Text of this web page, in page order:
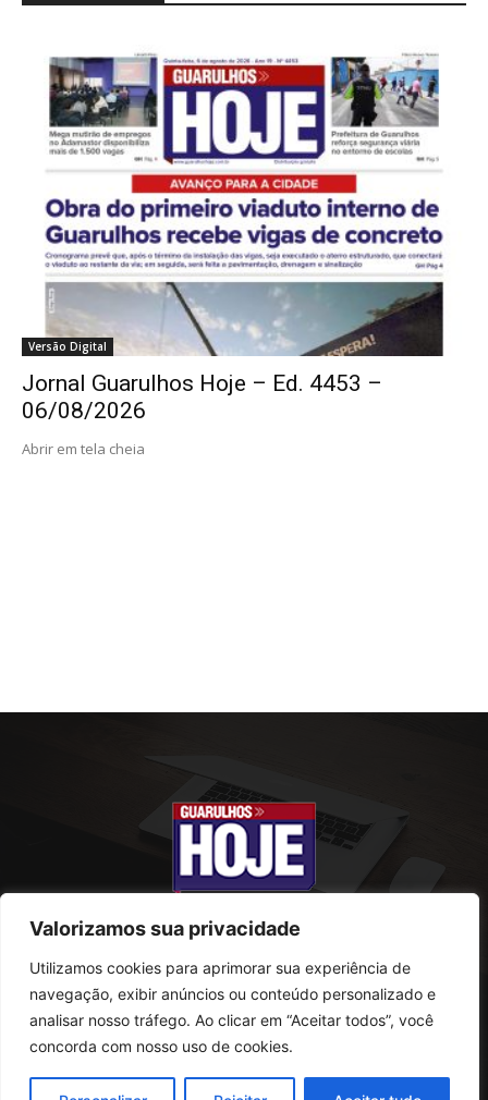
Valorizamos sua privacidade
Utilizamos cookies para aprimorar sua experiência de
navegação, exibir anúncios ou conteúdo personalizado e
analisar nosso tráfego. Ao clicar em “Aceitar todos”, você
concorda com nosso uso de cookies.
Versão Digital
Jornal Guarulhos Hoje – Ed. 4453 –
06/08/2026
Abrir em tela cheia
SOBRE NÓS
Rua Conselheiro Antonio Prado, 121
CEP: 07095-180